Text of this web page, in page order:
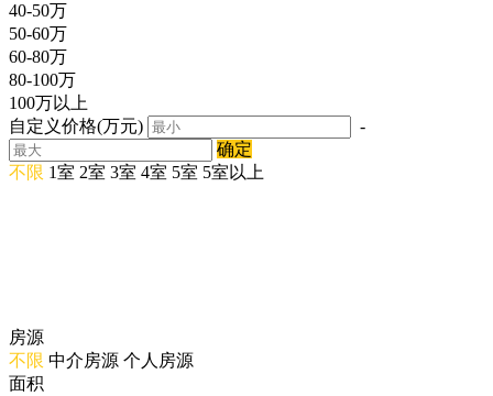
40-50万
50-60万
60-80万
80-100万
100万以上
自定义价格(万元)
-
确定
不限 1室 2室 3室 4室 5室 5室以上
房源
不限 中介房源 个人房源
面积